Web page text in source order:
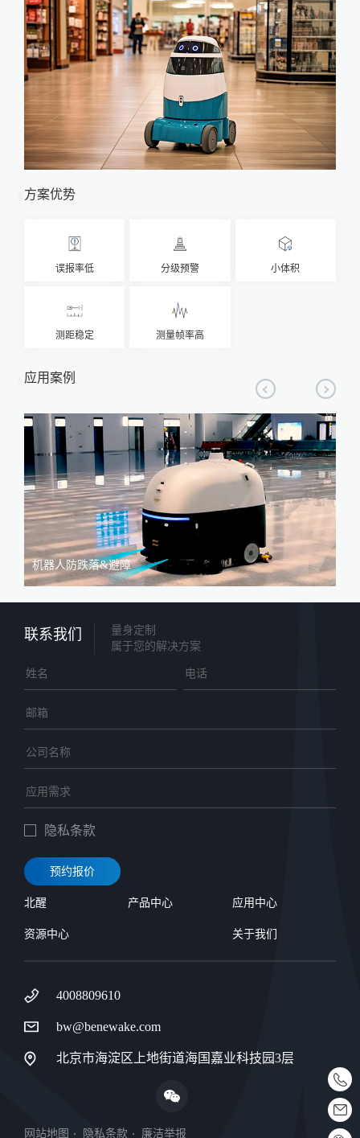
方案优势
误报率低 分级预警 小体积
测距稳定 测量帧率高
应用案例
机器人防跌落&避障
北醒 产品中心 应用中心
资源中心 关于我们
4008809610
bw@benewake.com
北京市海淀区上地街道海国嘉业科技园3层
网站地图 隐私条款 廉洁举报
联系我们
量身定制
属于您的解决方案
隐私条款
预约报价